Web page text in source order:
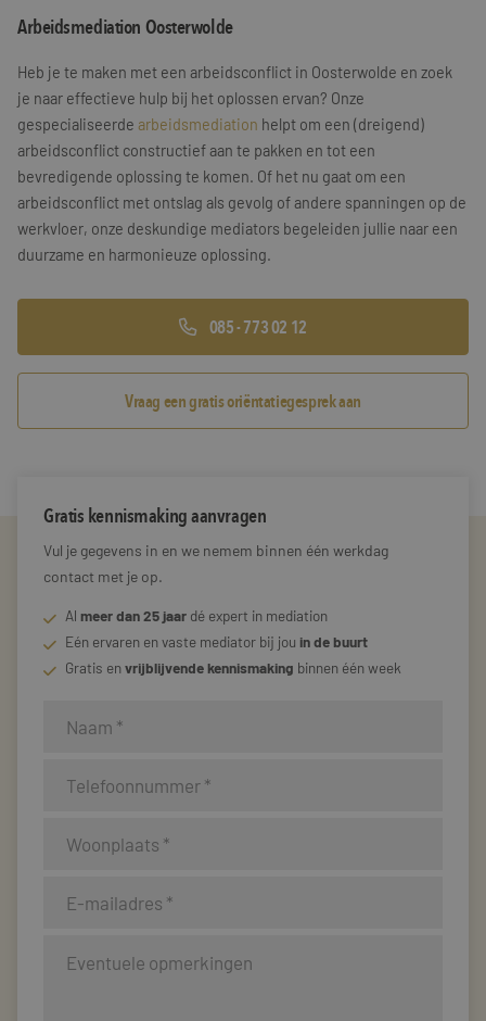
Training & Leiderschap
Referenties
Blogs
Documenten
Gratis folder
Contact
Arbeidsmediation Oosterwolde
Heb je te maken met een arbeidsconflict in Oosterwolde en zoek
je naar effectieve hulp bij het oplossen ervan? Onze
gespecialiseerde arbeidsmediation helpt om een (dreigend)
arbeidsconflict constructief aan te pakken en tot een
bevredigende oplossing te komen. Of het nu gaat om een
arbeidsconflict met ontslag als gevolg of andere spanningen op de
werkvloer, onze deskundige mediators begeleiden jullie naar een
duurzame en harmonieuze oplossing.
085 - 773 02 12
Vraag een gratis oriëntatiegesprek aan
Gratis kennismaking aanvragen
Vul je gegevens in en we nemem binnen één werkdag
contact met je op.
Al meer dan 25 jaar dé expert in mediation
Eén ervaren en vaste mediator bij jou in de buurt
Gratis envrijblijvende kennismaking binnen één week